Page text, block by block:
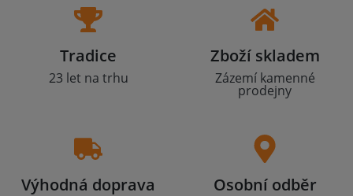
Tradice
23 let na trhu
Zboží skladem
Zázemí kamenné
prodejny
Výhodná doprava Osobní odběr